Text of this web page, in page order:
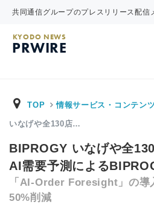
共同通信グループのプレスリリース配信
KYODO NEWS
PRWIRE
TOP 情報サービス・コンテンツ
いなげや全130店…
BIPROGY いなげや全
AI需要予測による
「AI-Order Foresight」の導
50%削減